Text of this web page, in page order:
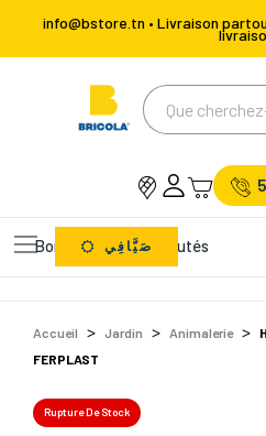
info@bstore.tn • Livraison
Bons Plans Nouveautés
صَيَّافِي
Accueil Jardin Animalerie
FERPLAST
Rupture De Stock